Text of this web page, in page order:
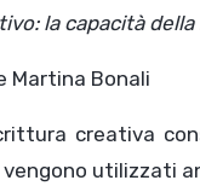
la capacità
Martina Bonali
creativa
utilizzati